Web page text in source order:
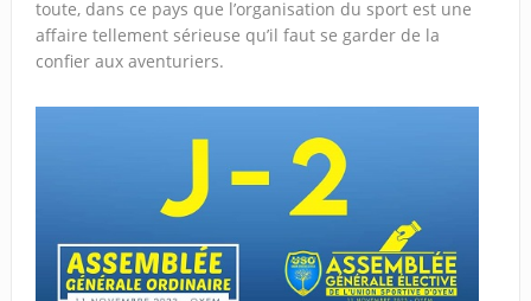
toute, dans ce pays que l’organisation du sport est une
affaire tellement sérieuse qu’il faut se garder de la
confier aux aventuriers.